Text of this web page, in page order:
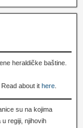
heraldičke baštine.
about it here
su na kojima
regiji, njihovih